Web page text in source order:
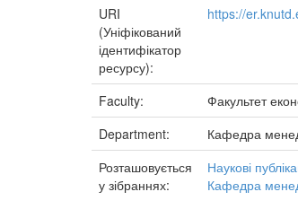
URI
(Уніфікований
ідентифікатор
ресурсу):
https://
Faculty:
Факультет
Department:
Кафедра
Розташовується
у зібраннях:
Наукові
Кафедра